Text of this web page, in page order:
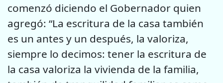
comenzó diciendo el Gobernador quien
agregó: “La escritura de la casa también
es un antes y un después, la valoriza,
siempre lo decimos: tener la escritura de
la casa valoriza la vivienda de la familia,